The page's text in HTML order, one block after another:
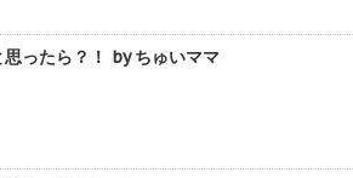
ったら？！ by ちゅいママ